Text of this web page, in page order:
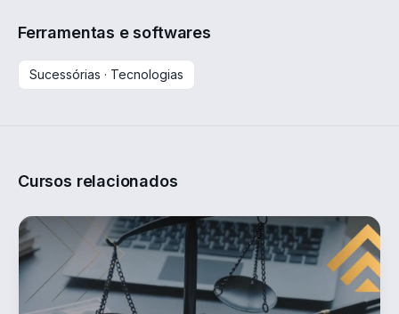
Ferramentas e softwares
Sucessórias · Tecnologias
Cursos relacionados